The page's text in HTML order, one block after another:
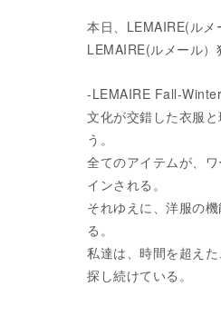
本日、LEMAIRE(ル
LEMAIRE(ルメール
-LEMAIRE Fall-
文化が交錯した衣服
う。
全てのアイテムが、
インされる。
それゆえに、洋服の
る。
私達は、時間を超え
探し続けている。